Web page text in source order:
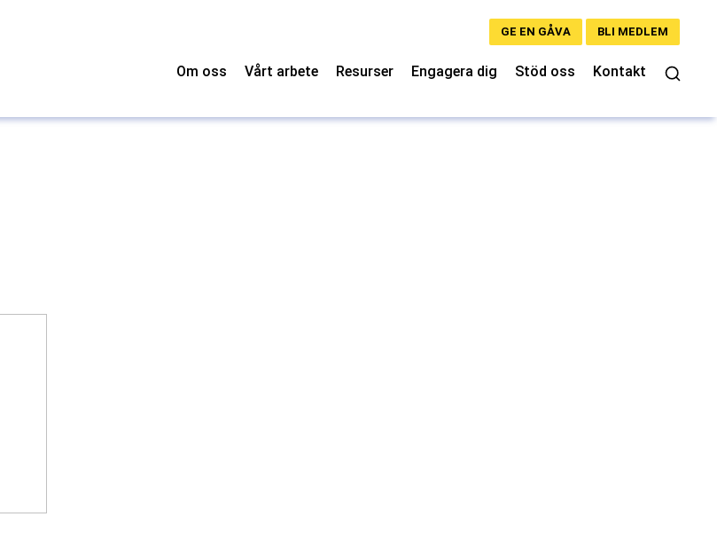
BLI MEDLEM
GE EN GÅVA
Om oss Vårt arbete Resurser Engagera dig Stöd oss Kontakt